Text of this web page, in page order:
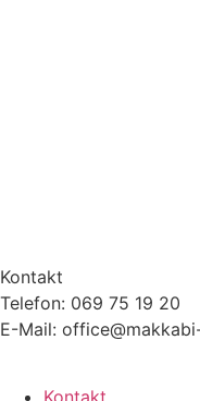
Kontakt
Telefon: 069 75 19 20
E-Mail: